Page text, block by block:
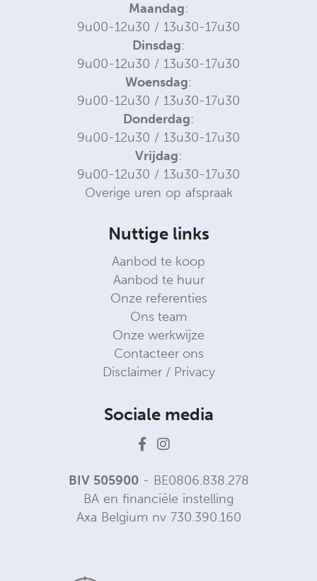
Maandag:
9u00-12u30 / 13u30-17u30
Dinsdag:
9u00-12u30 / 13u30-17u30
Woensdag:
9u00-12u30 / 13u30-17u30
Donderdag:
9u00-12u30 / 13u30-17u30
Vrijdag:
9u00-12u30 / 13u30-17u30
Overige uren op afspraak
Nuttige links
Aanbod te koop
Aanbod te huur
Onze referenties
Ons team
Onze werkwijze
Contacteer ons
Disclaimer / Privacy
Sociale media
BIV 505900- BE0806.838.278
BA en financiële instelling
Axa Belgium nv 730.390.160